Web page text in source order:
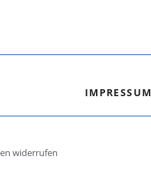
IMPRESSUM
widerrufen